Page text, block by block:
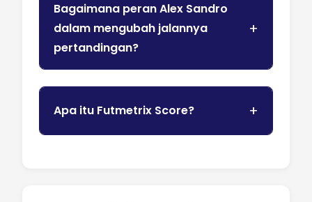
Bagaimana peran Alex Sandro
dalam mengubah jalannya
pertandingan?
Apa itu Futmetrix Score?